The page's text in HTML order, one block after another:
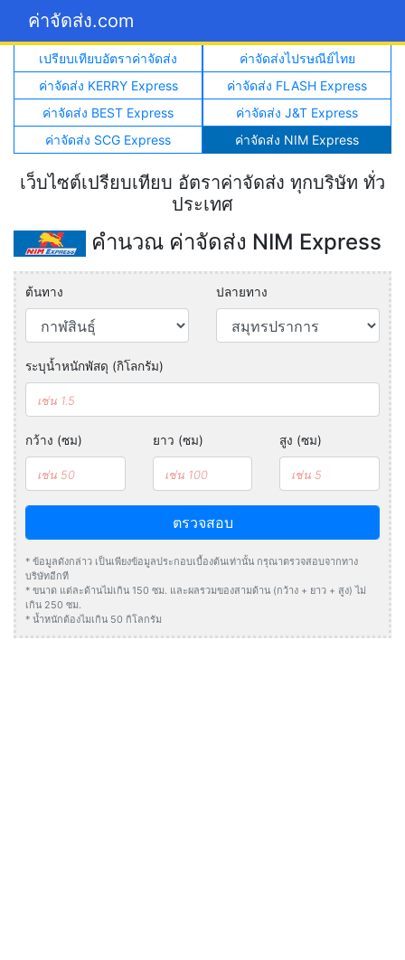
ค่าจัดส่ง.com
เปรียบเทียบอัตราค่าจัดส่ง
ค่าจัดส่งไปรษณีย์ไทย
ค่าจัดส่ง KERRY Express
ค่าจัดส่ง FLASH Express
ค่าจัดส่ง BEST Express
ค่าจัดส่ง J&T Express
ค่าจัดส่ง SCG Express
ค่าจัดส่ง NIM Express
เว็บไซต์เปรียบเทียบ อัตราค่าจัดส่ง ทุกบริษัท ทั่ว
ประเทศ
คำนวณ ค่าจัดส่ง NIM Express
ต้นทาง ปลายทาง
ระบุน้ำหนักพัสดุ (กิโลกรัม)
กว้าง (ซม) ยาว (ซม) สูง (ซม)
ตรวจสอบ
* ข้อมูลดังกล่าว เป็นเพียงข้อมูลประกอบเบื้องต้นเท่านั้น กรุณาตรวจสอบจากทาง
บริษัทอีกที
* ขนาด แต่ละด้านไม่เกิน 150 ซม. และผลรวมของสามด้าน (กว้าง + ยาว + สูง) ไม่
เกิน 250 ซม.
* น้ำหนักต้องไมเกิน 50 กิโลกรัม